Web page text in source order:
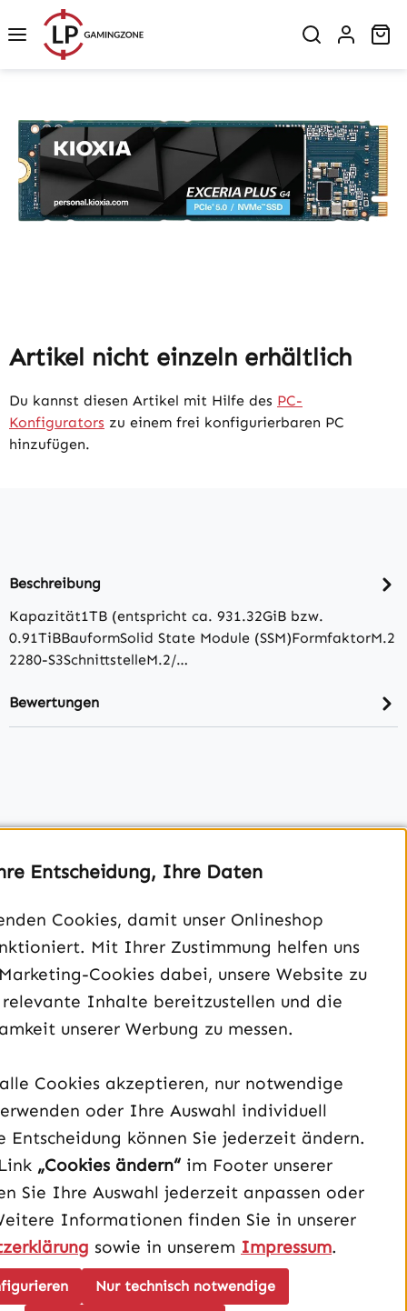
Zum Hauptinhalt springen
Bildergalerie überspringen
Artikel nicht einzeln erhältlich
Du kannst diesen Artikel mit Hilfe des PC-
Konfigurators zu einem frei konfigurierbaren PC
hinzufügen.
Beschreibung
Kapazität1TB (entspricht ca. 931.32GiB bzw.
0.91TiBBauformSolid State Module (SSM)FormfaktorM.2
2280-S3SchnittstelleM.2/​…
Bewertungen
040 – 182 295 901
Mo-Fr, 08:00 - 16:00 Uhr
Vertrag widerrufen
Schau auf Instagram vorbei – öffnet in neuem Tab
Sieh dir unsere TikTok-Videos an – öffnet in neuem
Sieh dir unsere Videos auf YouTube an – öffnet
Entscheidung, Ihre Daten
Cookies, damit unser Onlineshop
Mit Ihrer Zustimmung helfen uns
Cookies dabei, unsere Website zu
relevante Inhalte bereitzustellen und die
unserer Werbung zu messen.
Cookies akzeptieren, nur notwendige
oder Ihre Auswahl individuell
Entscheidung können Sie jederzeit ändern.
„Cookies ändern“im Footer unserer
Sie Ihre Auswahl jederzeit anpassen oder
Informationen finden Sie in unserer
sowie in unserem Impressum.
Nur technisch notwendige